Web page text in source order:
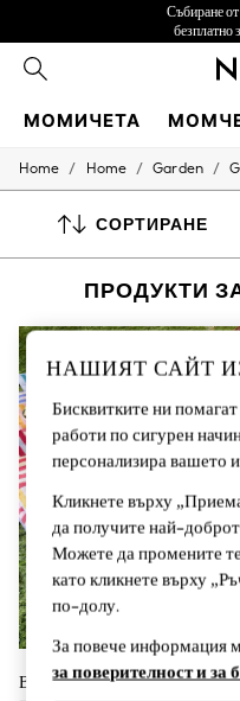
Събиране
безплатно
Ние
МОМИЧЕТА
HOLIDAY SHOP
All Swimwear
Beach Dresses &
Flip Flops
Sliders
Jumpsuits &
Linen Collection
Shorts
Trousers
Sun Hats & Caps
Tops & T-Shirts
Sunglasses
Men's Holiday
All Swimwear
Accessories
Footwear
Hats
Linen Collection
Home / Home / Garden /
СОРТИРАНЕ
ПРОДУКТИ
Водоустойчиво Одеяло За
НАШИЯТ САЙТ
Бисквитките ни
работи по сигурен
персонализира вашето
Кликнете върху
да получите най-
Можете да промените
като кликнете върху
по-долу.
За повече информация
за поверителност и за